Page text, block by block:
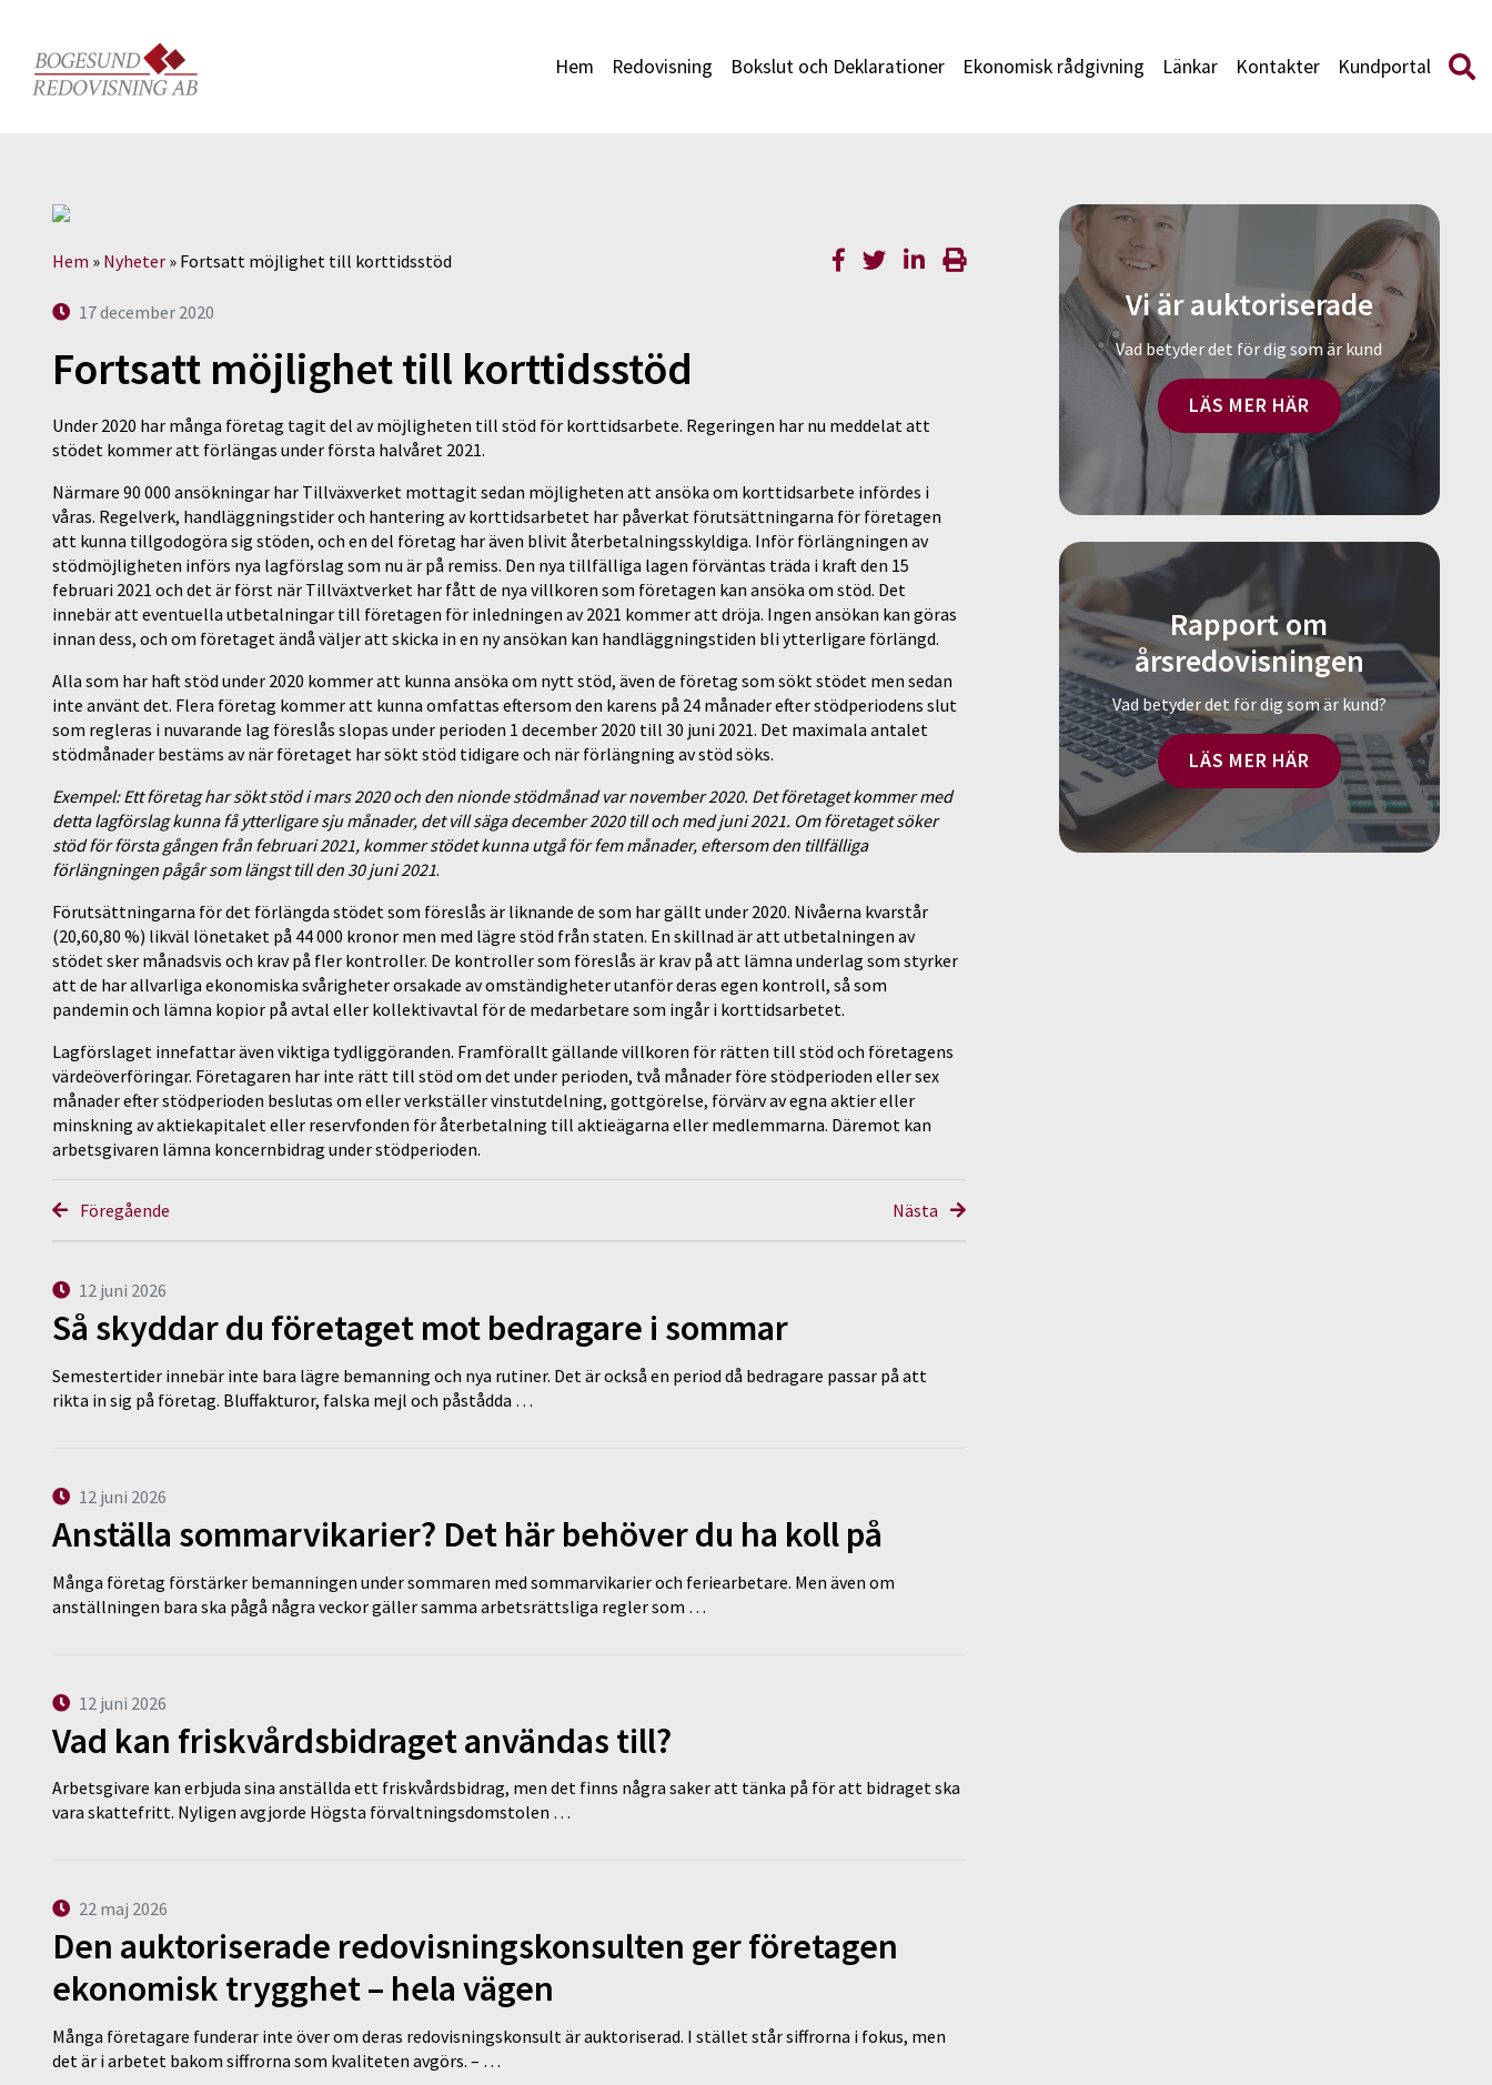
Hem Redovisning Bokslut och Deklarationer Ekonomisk rådgivning Länkar Kontakter Kundportal
Hem » Nyheter » Fortsatt möjlighet till korttidsstöd
17 december 2020
Fortsatt möjlighet till korttidsstöd
Under 2020 har många företag tagit del av möjligheten till stöd för korttidsarbete. Regeringen har nu meddelat att
stödet kommer att förlängas under första halvåret 2021.
Närmare 90 000 ansökningar har Tillväxverket mottagit sedan möjligheten att ansöka om korttidsarbete infördes i
våras. Regelverk, handläggningstider och hantering av korttidsarbetet har påverkat förutsättningarna för företagen
att kunna tillgodogöra sig stöden, och en del företag har även blivit återbetalningsskyldiga. Inför förlängningen av
stödmöjligheten införs nya lagförslag som nu är på remiss. Den nya tillfälliga lagen förväntas träda i kraft den 15
februari 2021 och det är först när Tillväxtverket har fått de nya villkoren som företagen kan ansöka om stöd. Det
innebär att eventuella utbetalningar till företagen för inledningen av 2021 kommer att dröja. Ingen ansökan kan göras
innan dess, och om företaget ändå väljer att skicka in en ny ansökan kan handläggningstiden bli ytterligare förlängd.
Alla som har haft stöd under 2020 kommer att kunna ansöka om nytt stöd, även de företag som sökt stödet men sedan
inte använt det. Flera företag kommer att kunna omfattas eftersom den karens på 24 månader efter stödperiodens slut
som regleras i nuvarande lag föreslås slopas under perioden 1 december 2020 till 30 juni 2021. Det maximala antalet
stödmånader bestäms av när företaget har sökt stöd tidigare och när förlängning av stöd söks.
Exempel: Ett företag har sökt stöd i mars 2020 och den nionde stödmånad var november 2020. Det företaget kommer med
detta lagförslag kunna få ytterligare sju månader, det vill säga december 2020 till och med juni 2021. Om företaget söker
stöd för första gången från februari 2021, kommer stödet kunna utgå för fem månader, eftersom den tillfälliga
förlängningen pågår som längst till den 30 juni 2021.
Förutsättningarna för det förlängda stödet som föreslås är liknande de som har gällt under 2020. Nivåerna kvarstår
(20,60,80 %) likväl lönetaket på 44 000 kronor men med lägre stöd från staten. En skillnad är att utbetalningen av
stödet sker månadsvis och krav på fler kontroller. De kontroller som föreslås är krav på att lämna underlag som styrker
att de har allvarliga ekonomiska svårigheter orsakade av omständigheter utanför deras egen kontroll, så som
pandemin och lämna kopior på avtal eller kollektivavtal för de medarbetare som ingår i korttidsarbetet.
Lagförslaget innefattar även viktiga tydliggöranden. Framförallt gällande villkoren för rätten till stöd och företagens
värdeöverföringar. Företagaren har inte rätt till stöd om det under perioden, två månader före stödperioden eller sex
månader efter stödperioden beslutas om eller verkställer vinstutdelning, gottgörelse, förvärv av egna aktier eller
minskning av aktiekapitalet eller reservfonden för återbetalning till aktieägarna eller medlemmarna. Däremot kan
arbetsgivaren lämna koncernbidrag under stödperioden.
Föregående Nästa
12 juni 2026
Så skyddar du företaget mot bedragare i sommar
Semestertider innebär inte bara lägre bemanning och nya rutiner. Det är också en period då bedragare passar på att
rikta in sig på företag. Bluffakturor, falska mejl och påstådda …
12 juni 2026
Anställa sommarvikarier? Det här behöver du ha koll på
Många företag förstärker bemanningen under sommaren med sommarvikarier och feriearbetare. Men även om
anställningen bara ska pågå några veckor gäller samma arbetsrättsliga regler som …
12 juni 2026
Vad kan friskvårdsbidraget användas till?
Arbetsgivare kan erbjuda sina anställda ett friskvårdsbidrag, men det finns några saker att tänka på för att bidraget ska
vara skattefritt. Nyligen avgjorde Högsta förvaltningsdomstolen …
22 maj 2026
Den auktoriserade redovisningskonsulten ger företagen
ekonomisk trygghet – hela vägen
Många företagare funderar inte över om deras redovisningskonsult är auktoriserad. I stället står siffrorna i fokus, men
det är i arbetet bakom siffrorna som kvaliteten avgörs. – …
Vi är auktoriserade
Vad betyder det för dig som är kund
LÄS MER HÄR
Rapport om
årsredovisningen
Vad betyder det för dig som är kund?
LÄS MER HÄR